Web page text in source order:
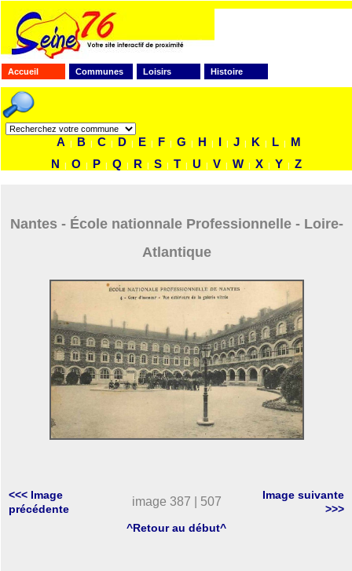
Accueil Communes Loisirs Histoire
A | B | C | D | E | F | G | H | I | J | K | L |
M
N
| O | P | Q | R | S | T | U | V | W | X | Y | Z
Nantes - École nationnale Professionnelle - Loire-
Atlantique
<<< Image
précédente
image 387 | 507
Image suivante
>>>
^Retour au début^